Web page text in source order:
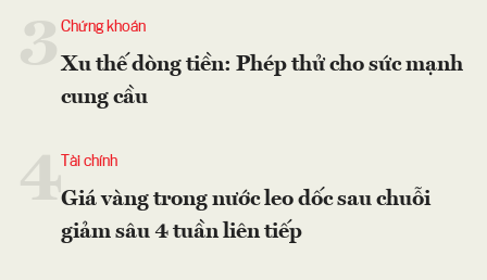
Chứng khoán
Xu thế dòng tiền: Phép thử cho sức mạnh
cung cầu
4 Tài chính
Giá vàng trong nước leo dốc sau chuỗi
giảm sâu 4 tuần liên tiếp